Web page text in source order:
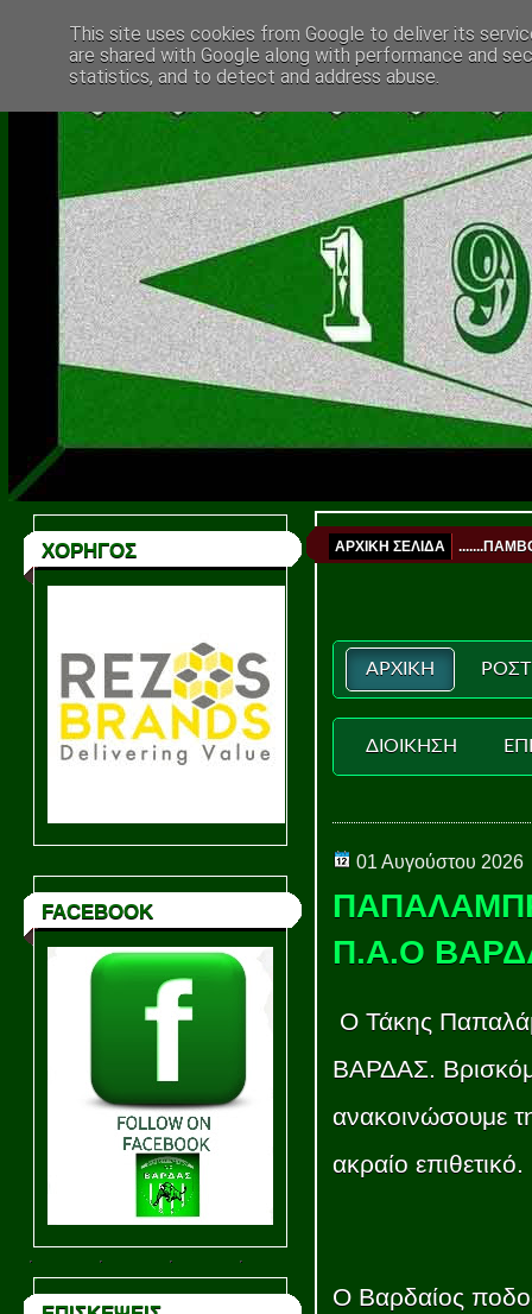
ΧΟΡΗΓΟΣ
FACEBOOK
ΑΡΧΙΚΗ ΣΕΛΙΔΑ
ΑΡΧΙΚΗ
ΔΙΟΙΚΗΣΗ
01 Αυγούστου 2026
Π.Α.Ο
Ο Τάκης
ΒΑΡΔΑΣ.
ανακοινώσουμε
ακραίο επιθετικό.
Ο Βαρδαίος
This site uses cookies from Google to deliver its
are shared with Google along with performance and
statistics, and to detect and address abuse.